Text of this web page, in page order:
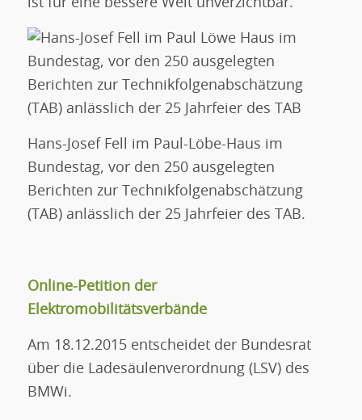
ist für eine bessere Welt unverzichtbar.
Hans-Josef Fell im Paul-Löbe-Haus im
Bundestag, vor den 250 ausgelegten
Berichten zur Technikfolgenabschätzung
(TAB) anlässlich der 25 Jahrfeier des TAB.
Online-Petition der
Elektromobilitätsverbände
Am 18.12.2015 entscheidet der Bundesrat
über die Ladesäulenverordnung (LSV) des
BMWi.